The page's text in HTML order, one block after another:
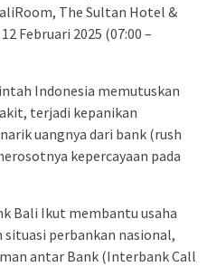
The Sultan Hotel &
Februari 2025 (07:00 –
Indonesia memutuskan
terjadi kepanikan
uangnya dari bank (rush
kepercayaan pada
Bali Ikut membantu usaha
perbankan nasional,
antar Bank (Interbank Call